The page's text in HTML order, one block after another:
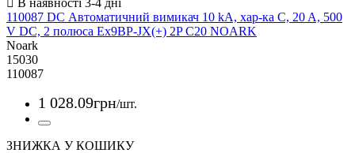
110087 DC Автоматичний вимикач 10 kA, хар-ка C, 20 A, 500
V DC, 2 полюса Ex9BP-JX(+) 2P C20 NOARK
Noark
15030
110087
1 028.09грн/шт.
ЗНИЖКА У КОШИКУ